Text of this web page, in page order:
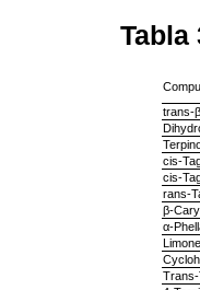
Tabla
trans-
cis-
cis-
rans-
β-
α-
Trans-